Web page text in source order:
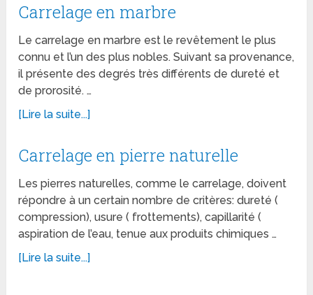
Carrelage en marbre
Le carrelage en marbre est le revêtement le plus
connu et l’un des plus nobles. Suivant sa provenance,
il présente des degrés très différents de dureté et
de prorosité. …
[Lire la suite...]
Carrelage en pierre naturelle
Les pierres naturelles, comme le carrelage, doivent
répondre à un certain nombre de critères: dureté (
compression), usure ( frottements), capillarité (
aspiration de l’eau, tenue aux produits chimiques …
[Lire la suite...]